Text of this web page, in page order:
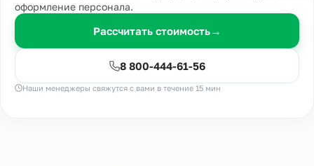
оформление персонала.
Рассчитать стоимость→
8 800-444-61-56
Наши менеджеры свяжутся с вами в течение 15 мин